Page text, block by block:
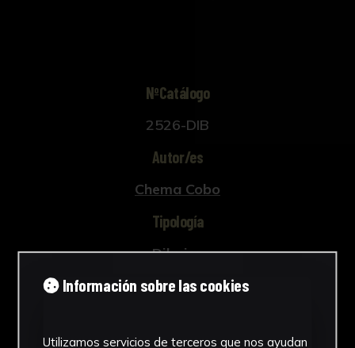
rasgos y vestuario moruno, también gira su
bar. Las influencias del cubismo, que nos
permite ver dos realidades diferentes de un
mismo objeto en un mismo plano, y del
expresionismo alemán, por sus angulosidades y
NºCatálogo
2526-DIB
Autor/es
Chema Cobo
Tipología
Dibujos
Cronología
Información sobre las cookies
Utilizamos servicios de terceros que nos ayudan